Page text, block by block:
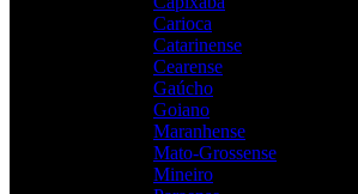
Carioca
Catarinense
Cearense
Gaúcho
Goiano
Maranhense
Mato-Grossense
Mineiro